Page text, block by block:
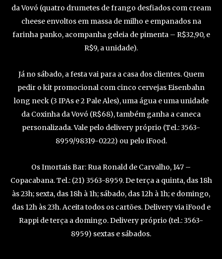
da Vovó (quatro drumetes de frango desfiados com cream
cheese envoltos em massa de milho e empanados na
farinha panko, acompanha geleia de pimenta – R$32,90, e
R$9, a unidade).
Já no sábado, a festa vai para a casa dos clientes. Quem
pedir o kit promocional com cinco cervejas Eisenbahn
long neck (3 IPAs e 2 Pale Ales), uma água e uma unidade
da Coxinha da Vovó (R$68), também ganha a caneca
personalizada. Vale pelo delivery próprio (Tel.: 3563-
8959/98319-0222) ou pelo iFood.
Os Imortais Bar: Rua Ronald de Carvalho, 147 –
Copacabana. Tel.: (21) 3563-8959. De terça a quinta, das 18h
às 23h; sexta, das 18h à 1h; sábado, das 12h à 1h; e domingo,
das 12h às 23h. Aceita todos os cartões. Delivery via iFood e
Rappi de terça a domingo. Delivery próprio (tel.: 3563-
8959) sextas e sábados.